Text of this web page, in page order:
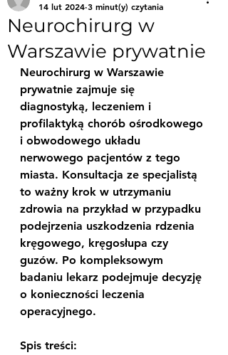
Neurochirurg w
Warszawie prywatnie
14 lut 2024 3 minut(y) czytania
Neurochirurg w Warszawie
prywatnie zajmuje się
diagnostyką, leczeniem i
profilaktyką chorób ośrodkowego
i obwodowego układu
nerwowego pacjentów z tego
miasta. Konsultacja ze specjalistą
to ważny krok w utrzymaniu
zdrowia na przykład w przypadku
podejrzenia uszkodzenia rdzenia
kręgowego, kręgosłupa czy
guzów. Po kompleksowym
badaniu lekarz podejmuje decyzję
o konieczności leczenia
operacyjnego.
Spis treści: